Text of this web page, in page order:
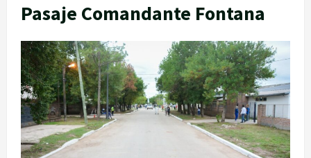
Pasaje Comandante Fontana